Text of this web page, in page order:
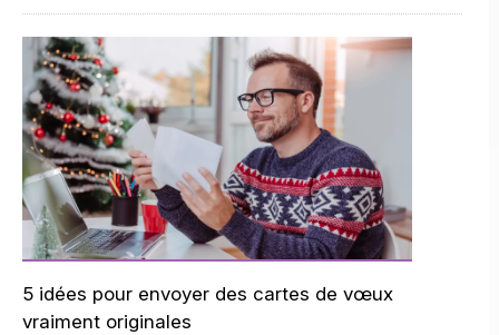
5 idées pour envoyer des cartes de vœux
vraiment originales